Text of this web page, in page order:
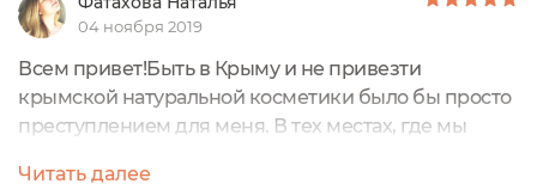
04 ноября 2019
Всем привет!Быть в Крыму и не привезти
крымской натуральной косметики было бы просто
преступлением для меня. В тех местах, где мы
было найти натуральную косметику. Это меня
Читать далее